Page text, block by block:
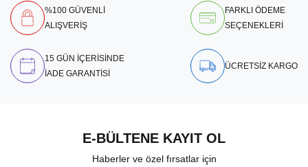
%100 GÜVENLİ
ALIŞVERİŞ
FARKLI ÖDEME
SEÇENEKLERİ
15 GÜN İÇERİSİNDE
İADE GARANTİSİ
ÜCRETSİZ KARGO
E-BÜLTENE KAYIT OL
Haberler ve özel fırsatlar için